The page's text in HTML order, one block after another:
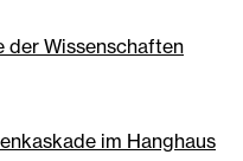
der Wissenschaften
im Hanghaus